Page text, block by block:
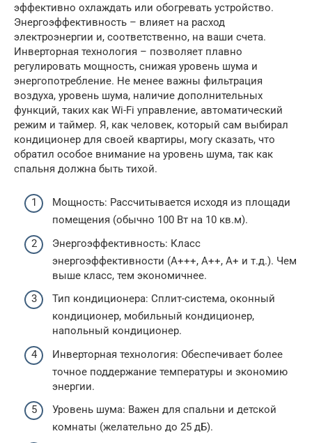
эффективно охлаждать или обогревать устройство.
Энергоэффективность – влияет на расход
электроэнергии и, соответственно, на ваши счета.
Инверторная технология – позволяет плавно
регулировать мощность, снижая уровень шума и
энергопотребление. Не менее важны фильтрация
воздуха, уровень шума, наличие дополнительных
функций, таких как Wi-Fi управление, автоматический
режим и таймер. Я, как человек, который сам выбирал
кондиционер для своей квартиры, могу сказать, что
обратил особое внимание на уровень шума, так как
спальня должна быть тихой.
Мощность: Рассчитывается исходя из площади
помещения (обычно 100 Вт на 10 кв.м).
Энергоэффективность: Класс
энергоэффективности (A+++, A++, A+ и т.д.). Чем
выше класс, тем экономичнее.
Тип кондиционера: Сплит-система, оконный
кондиционер, мобильный кондиционер,
напольный кондиционер.
Инверторная технология: Обеспечивает более
точное поддержание температуры и экономию
энергии.
Уровень шума: Важен для спальни и детской
комнаты (желательно до 25 дБ).